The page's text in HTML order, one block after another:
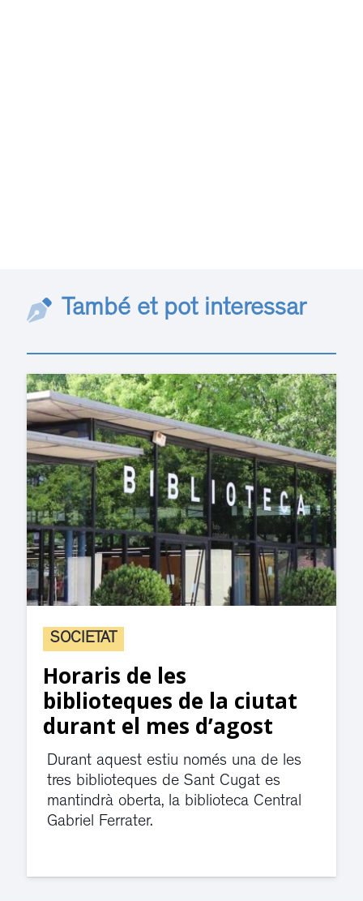
També et pot interessar
SOCIETAT
Horaris de les
biblioteques de la ciutat
durant el mes d’agost
Durant aquest estiu només una de les
tres biblioteques de Sant Cugat es
mantindrà oberta, la biblioteca Central
Gabriel Ferrater.